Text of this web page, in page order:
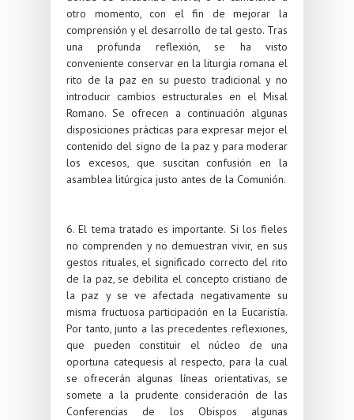
otro momento, con el fin de mejorar la
comprensión y el desarrollo de tal gesto. Tras
una profunda reflexión, se ha visto
conveniente conservar en la liturgia romana el
rito de la paz en su puesto tradicional y no
introducir cambios estructurales en el Misal
Romano. Se ofrecen a continuación algunas
disposiciones prácticas para expresar mejor el
contenido del signo de la paz y para moderar
los excesos, que suscitan confusión en la
asamblea litúrgica justo antes de la Comunión.
6. El tema tratado es importante. Si los fieles
no comprenden y no demuestran vivir, en sus
gestos rituales, el significado correcto del rito
de la paz, se debilita el concepto cristiano de
la paz y se ve afectada negativamente su
misma fructuosa participación en la Eucaristía.
Por tanto, junto a las precedentes reflexiones,
que pueden constituir el núcleo de una
oportuna catequesis al respecto, para la cual
se ofrecerán algunas líneas orientativas, se
somete a la prudente consideración de las
Conferencias de los Obispos algunas